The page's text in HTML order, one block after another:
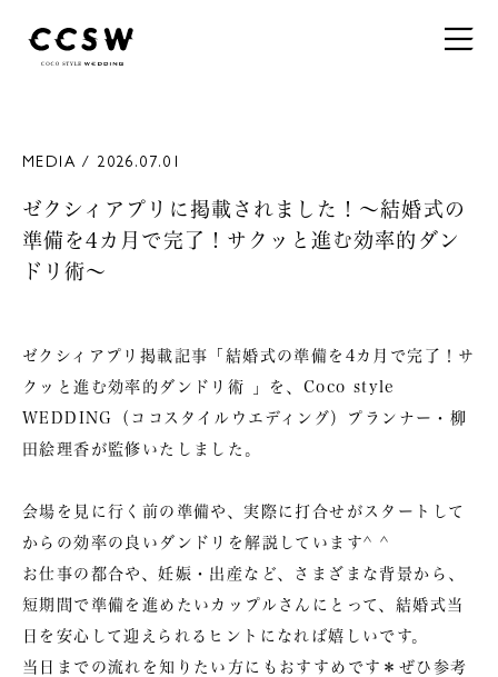
MEDIA / 2026.07.01
ゼクシィアプリに掲載されました！〜結婚式の
準備を4カ月で完了！サクッと進む効率的ダン
ドリ術〜
ゼクシィアプリ掲載記事「結婚式の準備を4カ月で完了！サ
クッと進む効率的ダンドリ術 」を、Coco style
WEDDING（ココスタイルウエディング）プランナー・柳
田絵理香が監修いたしました。
会場を見に行く前の準備や、実際に打合せがスタートして
からの効率の良いダンドリを解説しています^ ^
お仕事の都合や、妊娠・出産など、さまざまな背景から、
短期間で準備を進めたいカップルさんにとって、結婚式当
日を安心して迎えられるヒントになれば嬉しいです。
当日までの流れを知りたい方にもおすすめです＊ぜひ参考